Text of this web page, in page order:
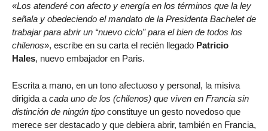
«Los atenderé con afecto y energía en los términos que la ley
señala y obedeciendo el mandato de la Presidenta Bachelet de
trabajar para abrir un “nuevo ciclo” para el bien de todos los
chilenos», escribe en su carta el recién llegado Patricio
Hales, nuevo embajador en Paris.
Escrita a mano, en un tono afectuoso y personal, la misiva
dirigida a cada uno de los (chilenos) que viven en Francia sin
distinción de ningún tipo constituye un gesto novedoso que
merece ser destacado y que debiera abrir, también en Francia,